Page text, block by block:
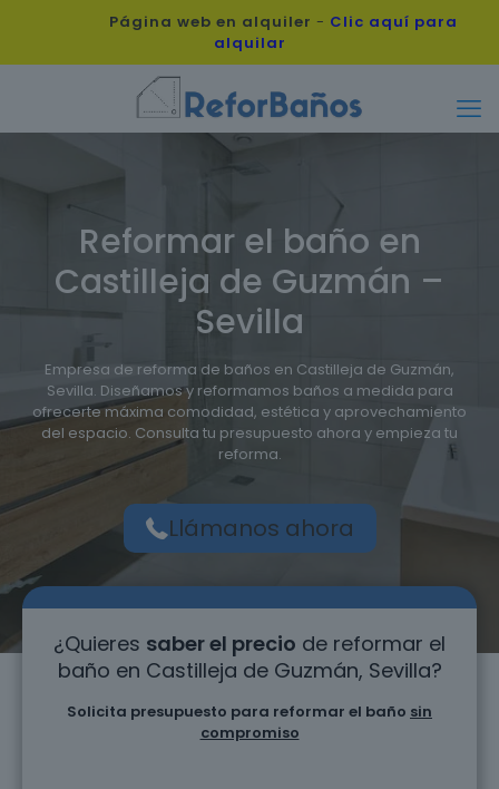
Página web en alquiler - Clic aquí para
alquilar
Reformar el baño en
Castilleja de Guzmán –
Sevilla
Empresa de reforma de baños en Castilleja de Guzmán,
Sevilla. Diseñamos y reformamos baños a medida para
ofrecerte máxima comodidad, estética y aprovechamiento
del espacio. Consulta tu presupuesto ahora y empieza tu
reforma.
Llámanos ahora
¿Quieres saber el precio de reformar el
baño en Castilleja de Guzmán, Sevilla?
Solicita presupuesto para reformar el baño sin
compromiso